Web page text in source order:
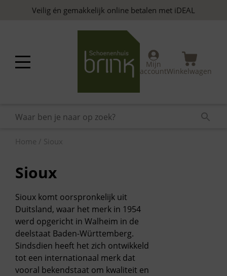
Veilig én gemakkelijk online betalen met iDEAL
Mijn
accountWinkelwagen
Home / Sioux
Sioux
Sioux komt oorspronkelijk uit
Duitsland, waar het merk in 1954
werd opgericht in Walheim in de
deelstaat Baden-Württemberg.
Sindsdien heeft het zich ontwikkeld
tot een internationaal merk dat
vooral bekendstaat om kwaliteit en